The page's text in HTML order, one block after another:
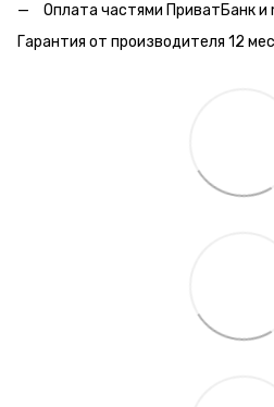
Оплата частями ПриватБанк и
Гарантия от производителя 12